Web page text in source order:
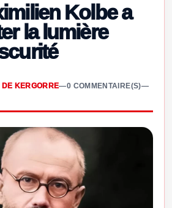
Kolbe a
la lumière
DE KERGORRE—0 COMMENTAIRE(S)—